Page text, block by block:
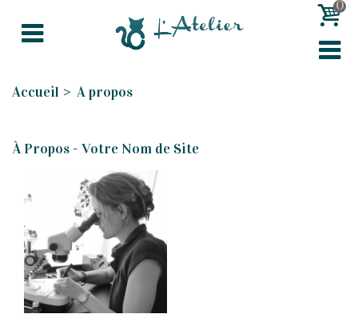
0
Accueil > A propos
À Propos - Votre Nom de Site